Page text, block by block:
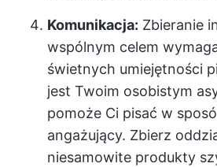
Komunikacja: Zbieranie
wspólnym celem
świetnych umiejętności
jest Twoim osobistym
pomoże Ci pisać w
angażujący. Zbierz
niesamowite produkty